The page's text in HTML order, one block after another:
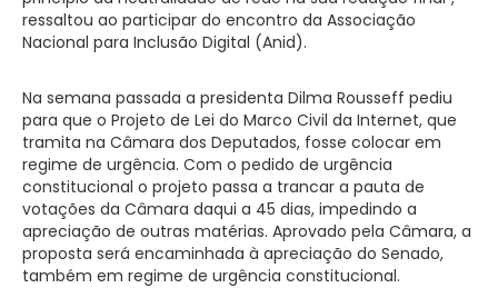
ressaltou ao participar do encontro da Associação
Nacional para Inclusão Digital (Anid).
Na semana passada a presidenta Dilma Rousseff pediu
para que o Projeto de Lei do Marco Civil da Internet, que
tramita na Câmara dos Deputados, fosse colocar em
regime de urgência. Com o pedido de urgência
constitucional o projeto passa a trancar a pauta de
votações da Câmara daqui a 45 dias, impedindo a
apreciação de outras matérias. Aprovado pela Câmara, a
proposta será encaminhada à apreciação do Senado,
também em regime de urgência constitucional.